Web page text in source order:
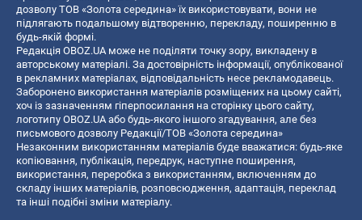
дозволу ТОВ «Золота середина» їх використовувати, вони не
підлягають подальшому відтворенню, перекладу, поширенню в
будь-якій формі.
Редакція OBOZ.UA може не поділяти точку зору, викладену в
авторському матеріалі. За достовірність інформації, опублікованої
в рекламних матеріалах, відповідальність несе рекламодавець.
Заборонено використання матеріалів розміщених на цьому сайті,
хоч із зазначенням гіперпосилання на сторінку цього сайту,
логотипу OBOZ.UA або будь-якого іншого згадування, але без
письмового дозволу Редакції/ТОВ «Золота середина»
Незаконним використанням матеріалів буде вважатися: будь-яке
копiювання, публiкацiя, передрук, наступне поширення,
використання, переробка з використанням, включенням до
складу інших матеріалів, розповсюдження, адаптація, переклад
та інші подібні зміни матеріалу.